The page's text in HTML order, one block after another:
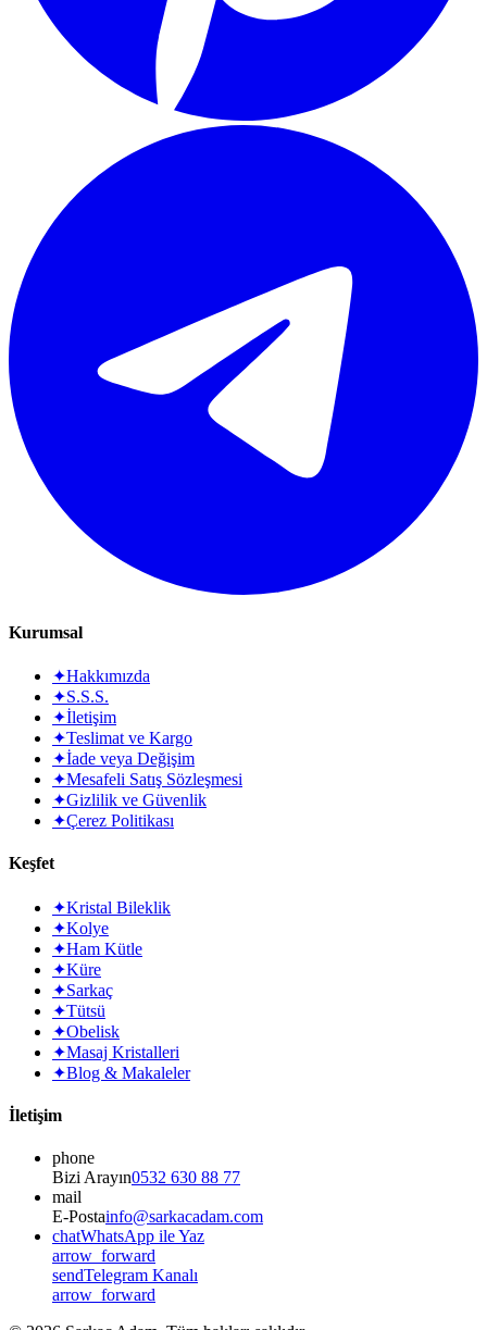
Kurumsal
✦Hakkımızda
✦S.S.S.
✦İletişim
✦Teslimat ve Kargo
✦İade veya Değişim
✦Mesafeli Satış Sözleşmesi
✦Gizlilik ve Güvenlik
✦Çerez Politikası
Keşfet
✦Kristal Bileklik
✦Kolye
✦Ham Kütle
✦Küre
✦Sarkaç
✦Tütsü
✦Obelisk
✦Masaj Kristalleri
✦Blog & Makaleler
İletişim
phone
Bizi Arayın0532 630 88 77
mail
E-Postainfo@sarkacadam.com
chatWhatsApp ile Yaz
arrow_forward
sendTelegram Kanalı
arrow_forward